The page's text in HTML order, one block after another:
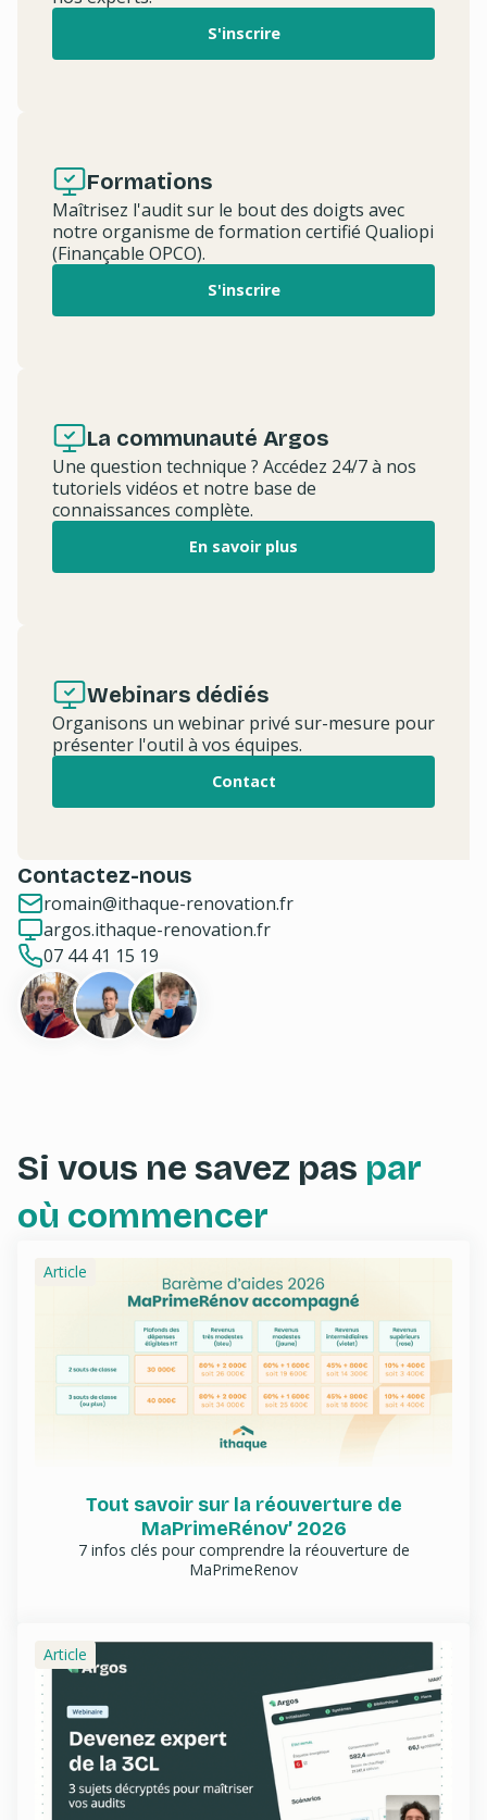
S'inscrire
Formations
Maîtrisez l'audit sur le bout des doigts avec
notre organisme de formation certifié Qualiopi
(Finançable OPCO).
S'inscrire
La communauté Argos
Une question technique ? Accédez 24/7 à nos
tutoriels vidéos et notre base de
connaissances complète.
En savoir plus
Webinars dédiés
Organisons un webinar privé sur-mesure pour
présenter l'outil à vos équipes.
Contact
Contactez-nous
romain@ithaque-renovation.fr
argos.ithaque-renovation.fr
07 44 41 15 19
Si vous ne savez pas par
où commencer
Tout savoir sur la réouverture de
MaPrimeRénov’ 2026
7 infos clés pour comprendre la réouverture de
MaPrimeRenov
Article
Article